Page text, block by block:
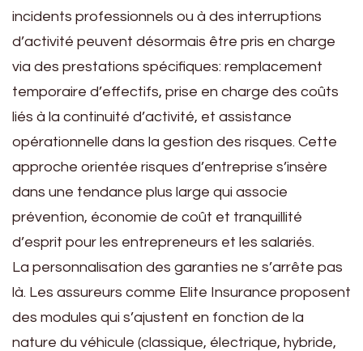
incidents professionnels ou à des interruptions
d’activité peuvent désormais être pris en charge
via des prestations spécifiques: remplacement
temporaire d’effectifs, prise en charge des coûts
liés à la continuité d’activité, et assistance
opérationnelle dans la gestion des risques. Cette
approche orientée risques d’entreprise s’insère
dans une tendance plus large qui associe
prévention, économie de coût et tranquillité
d’esprit pour les entrepreneurs et les salariés.
La personnalisation des garanties ne s’arrête pas
là. Les assureurs comme Elite Insurance proposent
des modules qui s’ajustent en fonction de la
nature du véhicule (classique, électrique, hybride,